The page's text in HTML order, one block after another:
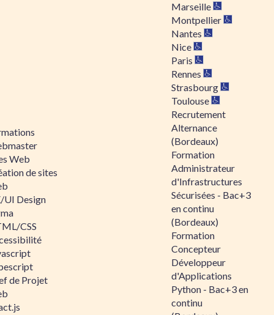
Web
de sites
UI Design
CSS
de Projet
Marseille
Montpellier
Nantes
Nice
Paris
Rennes
Strasbourg
Toulouse
Recrutement
Alternance
(Bordeaux)
Formation
Administrateur
d'Infrastructures
Sécurisées - Bac+3
en continu
(Bordeaux)
Formation
Concepteur
Développeur
d'Applications
Python - Bac+3 en
continu